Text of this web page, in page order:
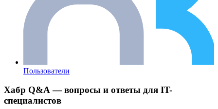
Пользователи
Хабр Q&A — вопросы и ответы для IT-
специалистов